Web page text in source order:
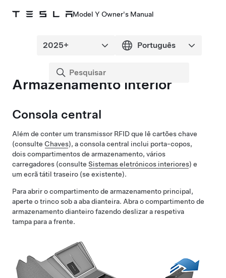
Model Y Owner's Manual
Armazenamento interior
Consola central
Além de conter um transmissor RFID que lê cartões chave
(consulte Chaves), a consola central inclui porta-copos,
dois compartimentos de armazenamento, vários
carregadores (consulte Sistemas eletrónicos interiores) e
um ecrã tátil traseiro (se existente).
Para abrir o compartimento de armazenamento principal,
aperte o trinco sob a aba dianteira. Abra o compartimento de
armazenamento dianteiro fazendo deslizar a respetiva
tampa para a frente.